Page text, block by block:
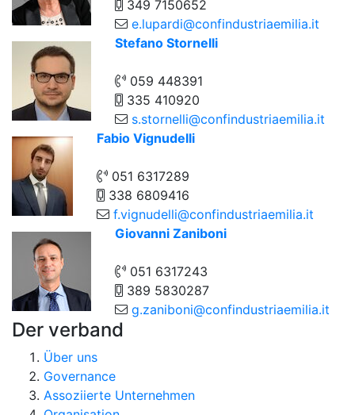
349 7150652
e.lupardi@confindustriaemilia.it
Stefano Stornelli
059 448391
335 410920
s.stornelli@confindustriaemilia.it
Fabio Vignudelli
051 6317289
338 6809416
f.vignudelli@confindustriaemilia.it
Giovanni Zaniboni
051 6317243
389 5830287
g.zaniboni@confindustriaemilia.it
Der verband
Über uns
Governance
Assoziierte Unternehmen